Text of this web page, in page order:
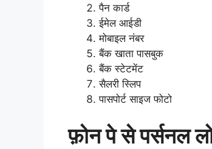
पैन कार्ड
ईमेल आईडी
मोबाइल नंबर
बैंक खाता पासबुक
बैंक स्टेटमेंट
सैलरी स्लिप
पासपोर्ट साइज फोटो
फ़ोन पे से पर्सनल